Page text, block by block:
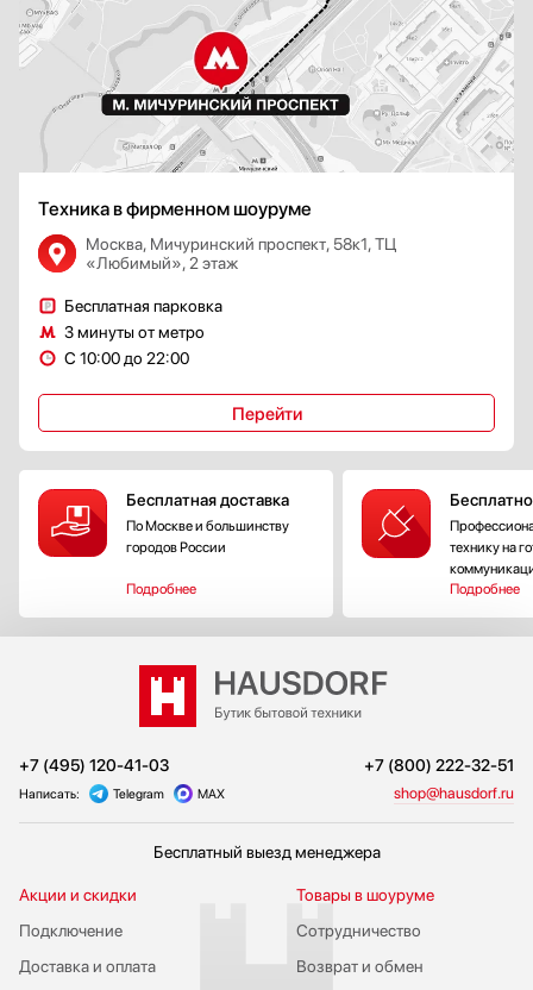
Техника в фирменном шоуруме
Москва, Мичуринский проспект, 58к1, ТЦ
«Любимый», 2 этаж
Бесплатная парковка
3 минуты от метро
С 10:00 до 22:00
Перейти
Бесплатная доставка
По Москве и большинству
городов России
Подробнее
технику на
Подробнее
+7 (495) 120-41-03 +7 (800) 222-32-51
Написать: Telegram MAX shop@hausdorf.ru
Бесплатный выезд менеджера
Акции и скидки
Подключение
Доставка и оплата
Сотрудничество
Возврат и обмен
Товары в шоуруме